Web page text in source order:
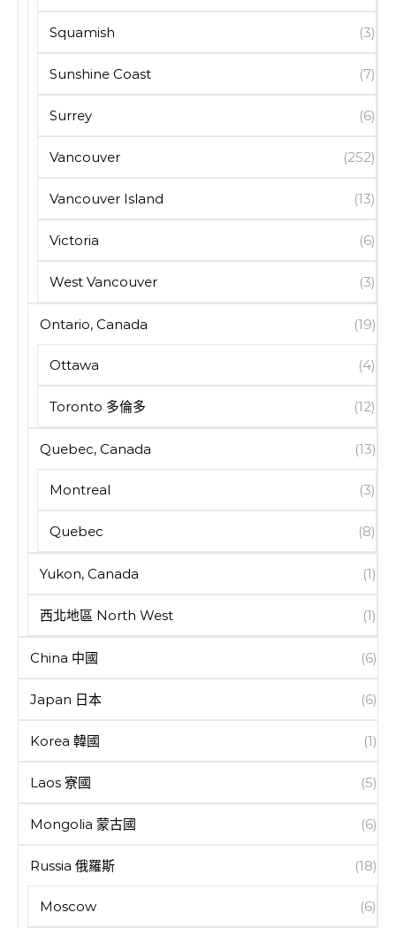
Squamish (3)
Sunshine Coast (7)
Surrey (6)
Vancouver (252)
Vancouver Island (13)
Victoria (6)
West Vancouver (3)
Ontario, Canada (19)
Ottawa (4)
Toronto 多倫多 (12)
Quebec, Canada (13)
Montreal (3)
Quebec (8)
Yukon, Canada (1)
西北地區 North West (1)
China 中國 (6)
Japan 日本 (6)
Korea 韓國 (1)
Laos 寮國 (5)
Mongolia 蒙古國 (6)
Russia 俄羅斯 (18)
Moscow (6)